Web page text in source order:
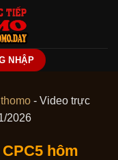
NHẬP
- Video trực
2026
hôm